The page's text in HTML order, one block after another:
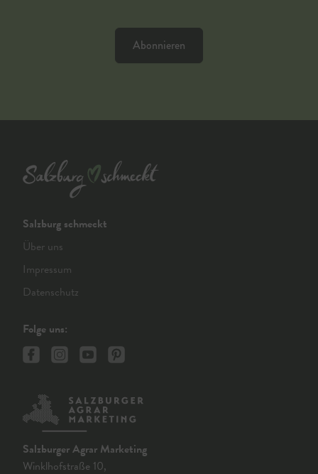
Abonnieren
Salzburg schmeckt
Über uns
Impressum
Datenschutz
Folge uns:
Salzburger Agrar Marketing
Winklhofstraße 10,